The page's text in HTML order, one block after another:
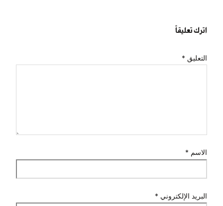
اترك تعليقاً
التعليق *
الاسم *
البريد الإلكتروني *